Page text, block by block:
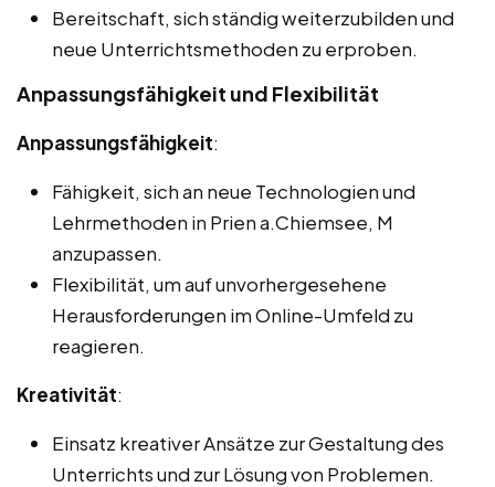
Bereitschaft, sich ständig weiterzubilden und
neue Unterrichtsmethoden zu erproben.
Anpassungsfähigkeit und Flexibilität
Anpassungsfähigkeit:
Fähigkeit, sich an neue Technologien und
Lehrmethoden in Prien a.Chiemsee, M
anzupassen.
Flexibilität, um auf unvorhergesehene
Herausforderungen im Online-Umfeld zu
reagieren.
Kreativität:
Einsatz kreativer Ansätze zur Gestaltung des
Unterrichts und zur Lösung von Problemen.